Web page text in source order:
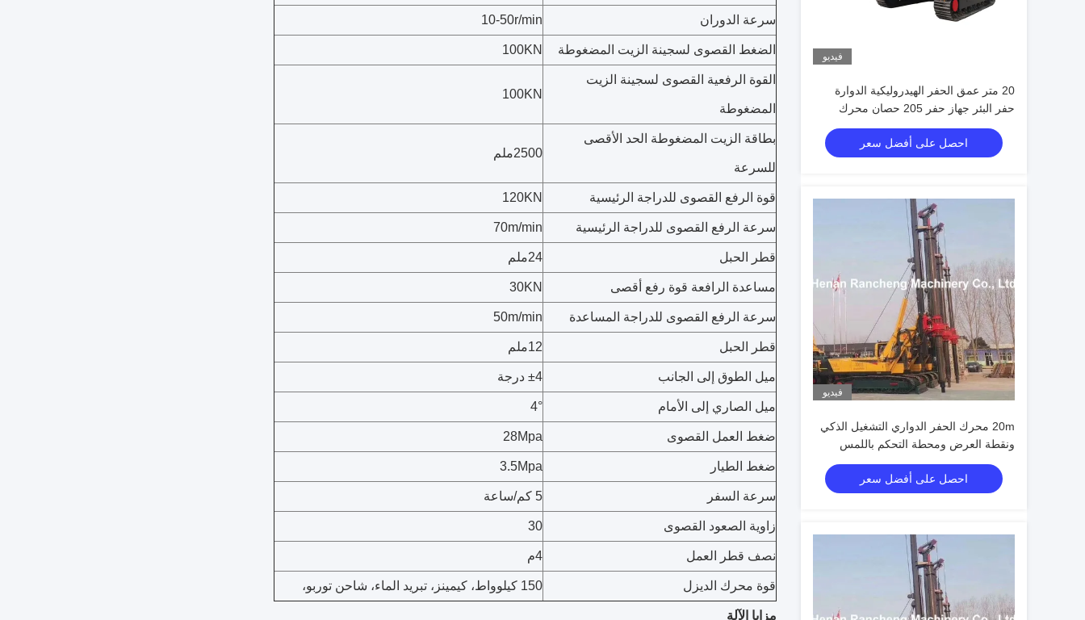
فيديو
20 متر عمق الحفر الهيدروليكية الدوارة
حفر البئر جهاز حفر 205 حصان محرك
الديزل
احصل على أفضل سعر
فيديو
20m محرك الحفر الدواري التشغيل الذكي
ونقطة العرض ومحطة التحكم باللمس
محرك الحفر
احصل على أفضل سعر
سرعة الدوران 10-50r/min
الضغط القصوى لسجينة الزيت المضغوطة 100KN
القوة الرفعية القصوى لسجينة الزيت
المضغوطة
100KN
بطاقة الزيت المضغوطة الحد الأقصى
للسرعة
2500ملم
قوة الرفع القصوى للدراجة الرئيسية 120KN
سرعة الرفع القصوى للدراجة الرئيسية 70m/min
قطر الحبل 24ملم
مساعدة الرافعة قوة رفع أقصى 30KN
سرعة الرفع القصوى للدراجة المساعدة 50m/min
قطر الحبل 12ملم
ميل الطوق إلى الجانب ±4 درجة
ميل الصاري إلى الأمام 4°
ضغط العمل القصوى 28Mpa
ضغط الطيار 3.5Mpa
سرعة السفر 5 كم/ساعة
زاوية الصعود القصوى 30
نصف قطر العمل 4م
قوة محرك الديزل 150 كيلوواط، كيمينز، تبريد الماء، شاحن توربو،
مزايا الآلة